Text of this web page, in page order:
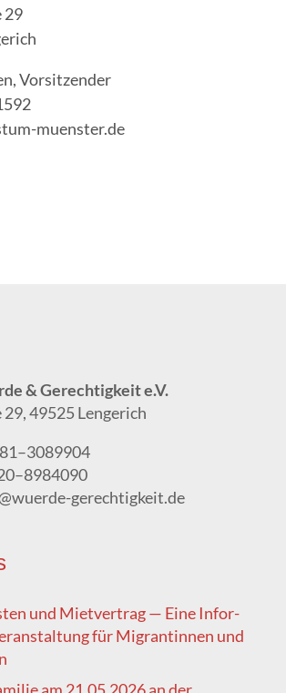
29
Vorsitzender
muenster.de
& Gerech­tig­keit e.V.
49525 Lengerich
gerechtigkeit.de
und Miet­ver­trag — Eine Infor­
für Migran­tin­nen und